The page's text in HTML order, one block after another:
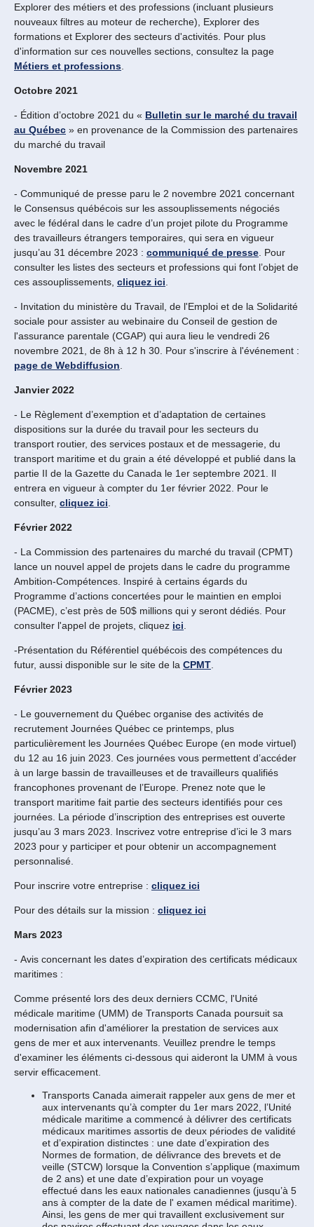
Explorer des métiers et des professions (incluant plusieurs
nouveaux filtres au moteur de recherche), Explorer des
formations et Explorer des secteurs d'activités. Pour plus
d'information sur ces nouvelles sections, consultez la page
Métiers et professions
Octobre 2021
- Édition d’octobre 2021 du « Bulletin sur le marché du travail
au Québec » en provenance de la Commission des partenaires
du marché du travail
Novembre 2021
- Communiqué de presse paru le 2 novembre 2021 concernant
le Consensus québécois sur les assouplissements négociés
avec le fédéral dans le cadre d’un projet pilote du Programme
des travailleurs étrangers temporaires, qui sera en vigueur
jusqu’au 31 décembre 2023 : communiqué de presse . Pour
consulter les listes des secteurs et professions qui font l’objet de
ces assouplissements, cliquez ici
- Invitation du ministère du Travail, de l'Emploi et de la Solidarité
sociale pour assister au webinaire du Conseil de gestion de
l'assurance parentale (CGAP) qui aura lieu le vendredi 26
novembre 2021, de 8h à 12 h 30. Pour s'inscrire à l'événement :
page de Webdiffusion
Janvier 2022
- Le Règlement d’exemption et d’adaptation de certaines
dispositions sur la durée du travail pour les secteurs du
transport routier, des services postaux et de messagerie, du
transport maritime et du grain a été développé et publié dans la
partie II de la Gazette du Canada le 1er septembre 2021. Il
entrera en vigueur à compter du 1er février 2022. Pour le
consulter, cliquez ici
Février 2022
- La Commission des partenaires du marché du travail (CPMT)
lance un nouvel appel de projets dans le cadre du programme
Ambition-Compétences. Inspiré à certains égards du
Programme d’actions concertées pour le maintien en emploi
(PACME), c’est près de 50$ millions qui y seront dédiés. Pour
consulter l'appel de projets, cliquez ici
-Présentation du Référentiel québécois des compétences du
futur, aussi disponible sur le site de la CPMT
Février 2023
- Le gouvernement du Québec organise des activités de
recrutement Journées Québec ce printemps, plus
particulièrement les Journées Québec Europe (en mode virtuel)
du 12 au 16 juin 2023. Ces journées vous permettent d’accéder
à un large bassin de travailleuses et de travailleurs qualifiés
francophones provenant de l’Europe. Prenez note que le
transport maritime fait partie des secteurs identifiés pour ces
journées. La période d’inscription des entreprises est ouverte
jusqu’au 3 mars 2023. Inscrivez votre entreprise d’ici le 3 mars
2023 pour y participer et pour obtenir un accompagnement
personnalisé.
Pour inscrire votre entreprise : cliquez ici
Pour des détails sur la mission : cliquez ici
Mars 2023
- Avis concernant les dates d’expiration des certificats médicaux
maritimes :
Comme présenté lors des deux derniers CCMC, l'Unité
médicale maritime (UMM) de Transports Canada poursuit sa
modernisation afin d'améliorer la prestation de services aux
gens de mer et aux intervenants. Veuillez prendre le temps
d'examiner les éléments ci-dessous qui aideront la UMM à vous
servir efficacement.
Transports Canada aimerait rappeler aux gens de mer et
aux intervenants qu’à compter du 1er mars 2022, l’Unité
médicale maritime a commencé à délivrer des certificats
médicaux maritimes assortis de deux périodes de validité
et d’expiration distinctes : une date d’expiration des
Normes de formation, de délivrance des brevets et de
veille (STCW) lorsque la Convention s’applique (maximum
de 2 ans) et une date d’expiration pour un voyage
effectué dans les eaux nationales canadiennes (jusqu’à 5
ans à compter de la date de l' examen médical maritime).
Ainsi, les gens de mer qui travaillent exclusivement sur